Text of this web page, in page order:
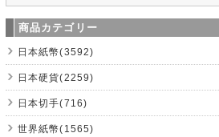
商品カテゴリー
日本紙幣(3592)
日本硬貨(2259)
日本切手(716)
世界紙幣(1565)